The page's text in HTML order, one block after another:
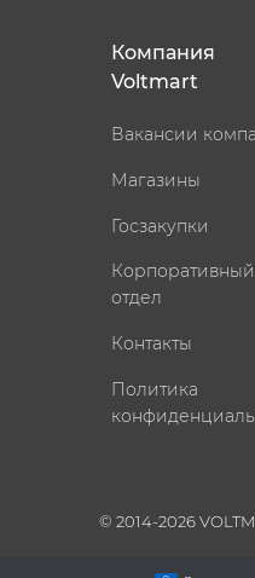
Компания
Voltmart
Вакансии
Магазины
Госзакупки
Корпоративный
отдел
Контакты
Политика
© 2014-2026